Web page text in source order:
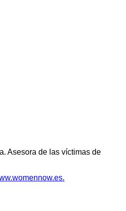
Asesora de las víctimas de